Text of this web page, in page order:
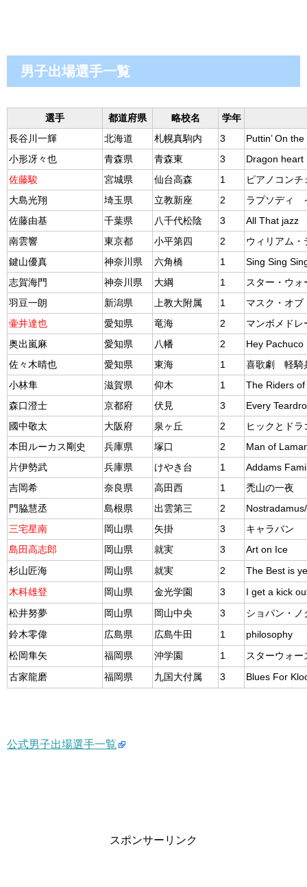
男子出場選手一覧
選手 都道府県 略校名
学年
長谷川一輝
北海道 札幌真駒内 3
Puttin’ On the
小形冴々也
青森県 青森東 3
Dragon heart
佐藤駿
宮城県 仙台高森 1
ピアノコンチ
大島光翔
埼玉県 立教新座 2
ラプソディ
佐藤由基
千葉県 八千代松陰 3
All That jazz
南雲響
東京都 小平第四 2
ウィリアム・
鍵山優真
神奈川県 六角橋 1
Sing Sing
志賀海門
神奈川県 大綱 1
スター・ウォ
羽豆一朗
新潟県 上教大附属 1
マスク・オブ
壷井達也
愛知県 竜海 2
マンボメドレ
奥出嵐麻
愛知県 八幡 2
Hey Pachuco
佐々木晴也
愛知県 東海 1
喜歌劇 軽
小林隼
滋賀県 仰木 1
The Riders
森口澄士
京都府 伏見 3
Every
國中敬太
大阪府 泉ヶ丘 2
ヒックとドラ
本田ルーカス剛史
兵庫県 塚口 2
Man of
片伊勢武
兵庫県 けやき台 1
Addams
吉岡希
奈良県 高田西 1
禿山の一夜
門脇慧丞
島根県 出雲第三 2
三宅星南
岡山県 矢掛 3
キャラバン
島田高志郎
岡山県 就実 3 Art on Ice
杉山匠海 岡山県 就実 2 The Best is
木科雄登 岡山県 金光学園 3 I get a kick
松井努夢 岡山県 岡山中央 3 ショパン・ノ
鈴木零偉 広島県 広島牛田 1 philosophy
松岡隼矢 福岡県 沖学園 1 スターウォ
古家龍磨 福岡県 九国大付属 3 Blues For
公式男子出場選手一覧
スポンサーリンク